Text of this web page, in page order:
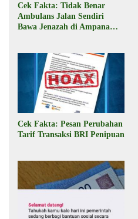
Cek Fakta: Tidak Benar
Ambulans Jalan Sendiri
Bawa Jenazah di Ampana
Cek Fakta: Pesan Perubahan
Tarif Transaksi BRI Penipuan